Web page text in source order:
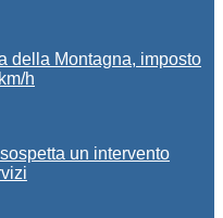
della Montagna, imposto
h
un intervento